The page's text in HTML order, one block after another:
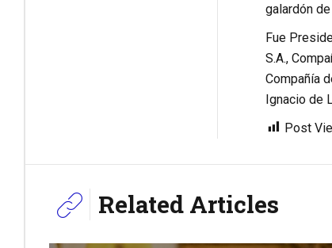
galardón
Fue
S.A.,
Compañía
Ignacio de
Post
Related Articles